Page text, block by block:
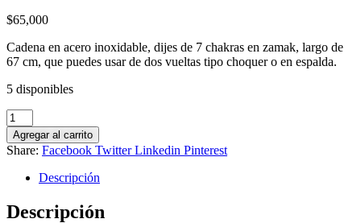
$65,000
Cadena en acero inoxidable, dijes de 7 chakras en zamak, largo de
67 cm, que puedes usar de dos vueltas tipo choquer o en espalda.
5 disponibles
Cadena
7
Chakras
Plateada
Grande
cantidad
Agregar al carrito
Share: Facebook Twitter Linkedin Pinterest
Descripción
Descripción